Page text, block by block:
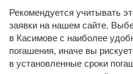
Рекомендуется учитывать
заявки на нашем сайте.
в Касимове с наиболее
погашения, иначе вы
в установленные сроки